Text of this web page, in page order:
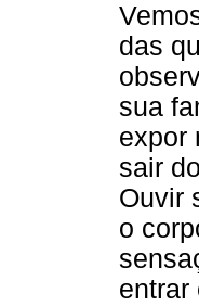
das
sua
expor
sair
Ouvir
o
entrar